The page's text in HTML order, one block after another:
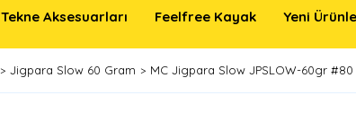
Tekne Aksesuarları Feelfree Kayak Yeni
Jigpara Slow 60 Gram MC Jigpara Slow JPSLOW-60gr #80